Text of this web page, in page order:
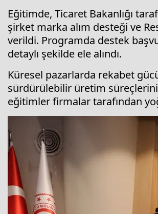
Eğitimde, Ticaret Bakanlığı
şirket marka alım desteği ve
verildi. Programda destek
detaylı şekilde ele alındı.
Küresel pazarlarda rekabet
sürdürülebilir üretim
eğitimler firmalar tarafından